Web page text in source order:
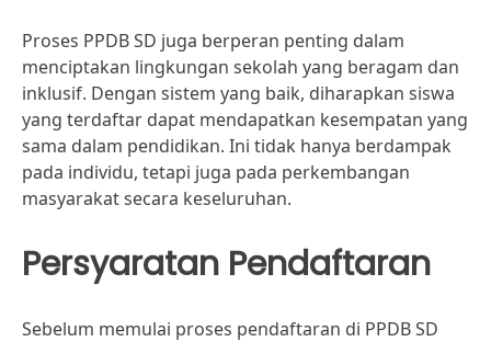
Proses PPDB SD juga berperan penting dalam
menciptakan lingkungan sekolah yang beragam dan
inklusif. Dengan sistem yang baik, diharapkan siswa
yang terdaftar dapat mendapatkan kesempatan yang
sama dalam pendidikan. Ini tidak hanya berdampak
pada individu, tetapi juga pada perkembangan
masyarakat secara keseluruhan.
Persyaratan Pendaftaran
Sebelum memulai proses pendaftaran di PPDB SD